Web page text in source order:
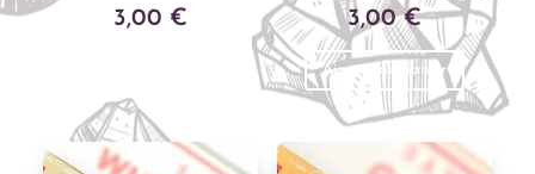
3,00 €
3,00€
Ajouter au panier